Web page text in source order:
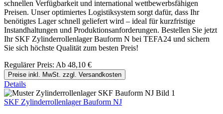
schnellen Verfügbarkeit und international wettbewerbsfähigen
Preisen. Unser optimiertes Logistiksystem sorgt dafür, dass Ihr
benötigtes Lager schnell geliefert wird – ideal für kurzfristige
Instandhaltungen und Produktionsanforderungen. Bestellen Sie jetzt
Ihr SKF Zylinderrollenlager Bauform N bei TEFA24 und sichern
Sie sich höchste Qualität zum besten Preis!
Regulärer Preis: Ab 48,10 €
Preise inkl. MwSt. zzgl. Versandkosten
Details
SKF Zylinderrollenlager Bauform NJ